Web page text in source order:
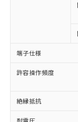
端子仕様
許容操作頻度
絶縁抵抗
耐電圧
以下の条
ご利用く
本
商
(税
当
本
こ
対応予定
非含有に
調査・確
非含有の
商品です。
非該当品
害物質有
仕入先様
いたもの
「○」：
基準値以
「×」：最
基準値を
当